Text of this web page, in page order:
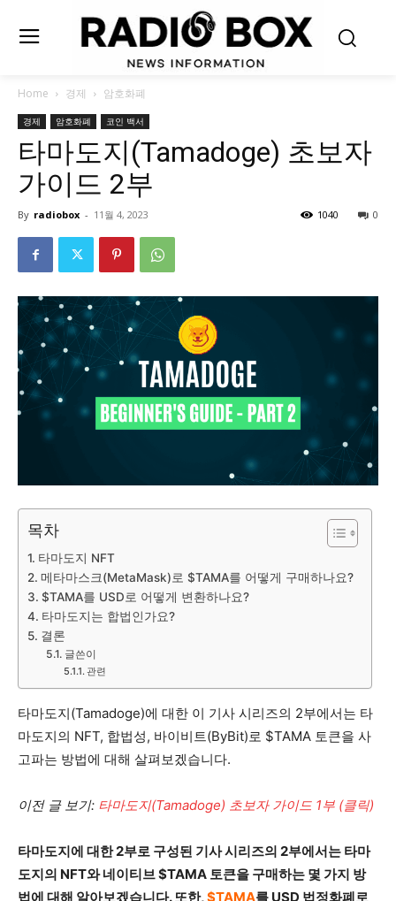
Home 경제 암호화폐
경제 암호화폐 코인 백서
타마도지(Tamadoge) 초보자
가이드 2부
By radiobox - 11월 4, 2023 0
1040
목차
타마도지 NFT
메타마스크(MetaMask)로 $TAMA를 어떻게 구매하나요?
$TAMA를 USD로 어떻게 변환하나요?
타마도지는 합법인가요?
결론
글쓴이
관련
타마도지(Tamadoge)에 대한 이 기사 시리즈의 2부에서는 타
마도지의 NFT, 합법성, 바이비트(ByBit)로 $TAMA 토큰을 사
고파는 방법에 대해 살펴보겠습니다.
이전 글 보기: 타마도지(Tamadoge) 초보자 가이드 1부 (클릭)
타마도지에 대한 2부로 구성된 기사 시리즈의 2부에서는 타마
도지의 NFT와 네이티브 $TAMA 토큰을 구매하는 몇 가지 방
법에 대해 알아보겠습니다. 또한,$TAMA를 USD 법정화폐로